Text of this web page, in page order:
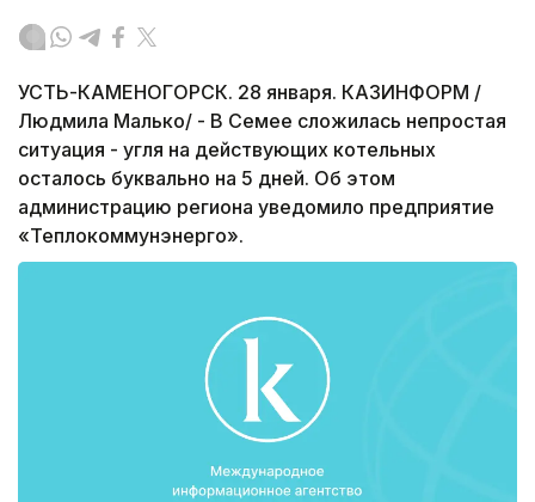
УСТЬ-КАМЕНОГОРСК. 28 января. КАЗИНФОРМ /
Людмила Малько/ - В Семее сложилась непростая
ситуация - угля на действующих котельных
осталось буквально на 5 дней. Об этом
администрацию региона уведомило предприятие
«Теплокоммунэнерго».